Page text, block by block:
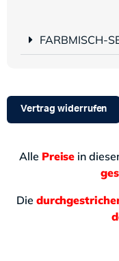
FARBMISCH-
Vertrag widerrufen
Alle Preise in
Die